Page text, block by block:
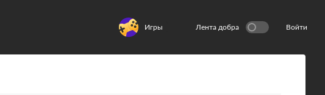
Игры Лента добра Войти